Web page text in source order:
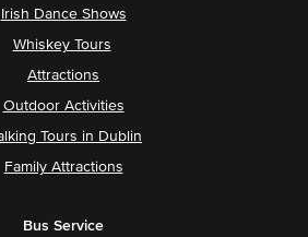
Irish Dance Shows
Whiskey Tours
Attractions
Outdoor Activities
Tours in Dublin
Family Attractions
Bus Service